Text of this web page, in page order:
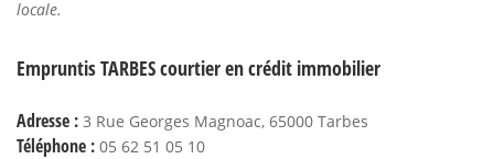
locale.
Empruntis TARBES courtier en crédit immobilier
Adresse : 3 Rue Georges Magnoac, 65000 Tarbes
Téléphone : 05 62 51 05 10